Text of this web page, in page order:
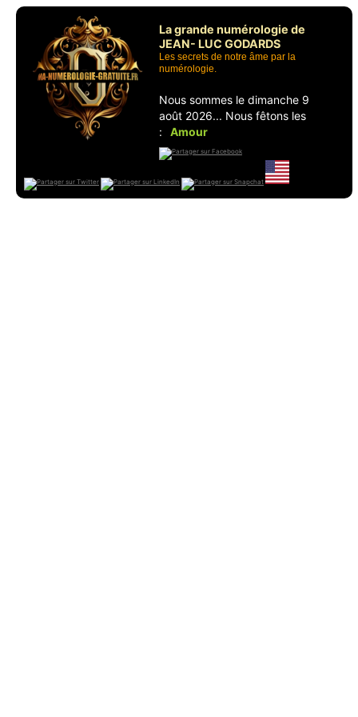
La grande numérologie de
JEAN- LUC GODARDS
Les secrets de notre âme par la
numérologie.
Nous sommes le dimanche 9
août 2026... Nous fêtons les
:
Amour